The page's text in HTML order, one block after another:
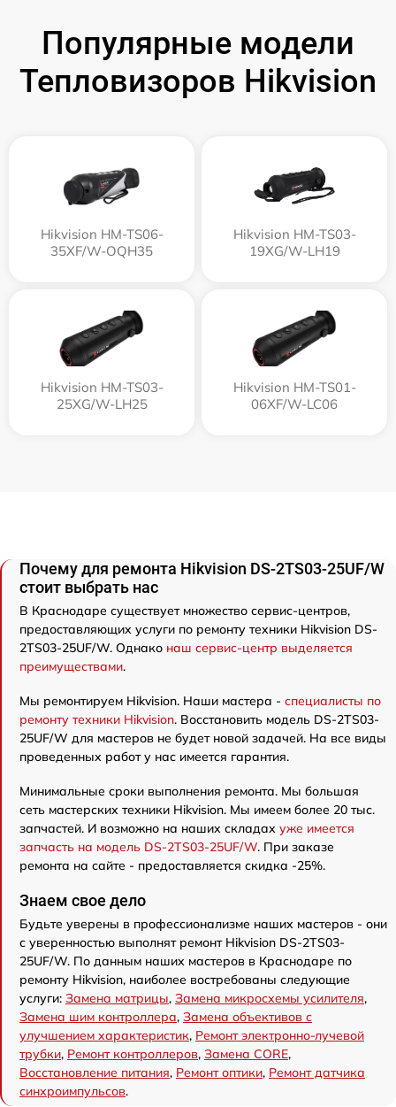
Популярные модели
Тепловизоров Hikvision
Hikvision HM-TS06-
35XF/W-OQH35
Hikvision HM-TS03-
19XG/W-LH19
Hikvision HM-TS03-
25XG/W-LH25
Hikvision HM-TS01-
06XF/W-LC06
Почему для ремонта Hikvision DS-2TS03-25UF/W
стоит выбрать нас
В Краснодаре существует множество сервис-центров,
предоставляющих услуги по ремонту техники Hikvision DS-
2TS03-25UF/W. Однако наш сервис-центр выделяется
преимуществами.
Мы ремонтируем Hikvision. Наши мастера - специалисты по
ремонту техники Hikvision. Восстановить модель DS-2TS03-
25UF/W для мастеров не будет новой задачей. На все виды
проведенных работ у нас имеется гарантия.
Минимальные сроки выполнения ремонта. Мы большая
сеть мастерских техники Hikvision. Мы имеем более 20 тыс.
запчастей. И возможно на наших складах уже имеется
запчасть на модель DS-2TS03-25UF/W. При заказе
ремонта на сайте - предоставляется скидка -25%.
Знаем свое дело
Будьте уверены в профессионализме наших мастеров - они
с уверенностью выполнят ремонт Hikvision DS-2TS03-
25UF/W. По данным наших мастеров в Краснодаре по
ремонту Hikvision, наиболее востребованы следующие
услуги: Замена матрицы, Замена микросхемы усилителя,
Замена шим контроллера, Замена объективов с
улучшением характеристик, Ремонт электронно-лучевой
трубки, Ремонт контроллеров, Замена CORE,
Восстановление питания, Ремонт оптики, Ремонт датчика
синхроимпульсов.